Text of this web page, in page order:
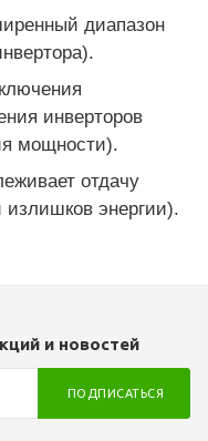
диапазон
инверторов
мощности).
отдачу
излишков энергии).
и новостей
ПОДПИСАТЬСЯ